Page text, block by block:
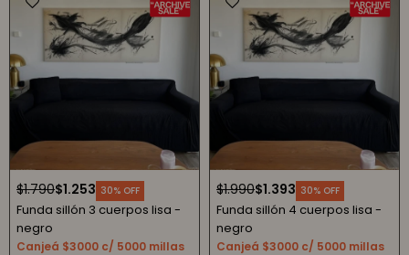
$1.253
$1.790 30
Funda sillón 3 cuerpos lisa -
negro
Canjeá $3000 c/ 5000 millas
$1.393
$1.990 30
Funda sillón 4 cuerpos lisa -
negro
Canjeá $3000 c/ 5000 millas